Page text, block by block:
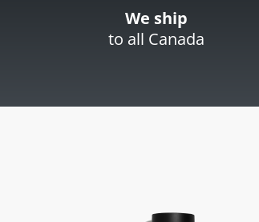
We ship
to all Canada